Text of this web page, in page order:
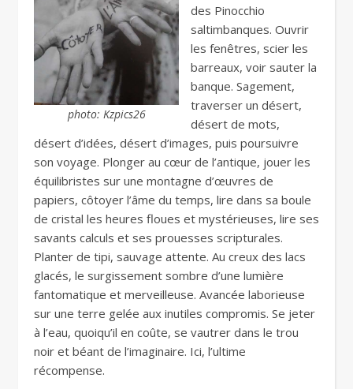
photo: Kzpics26
des Pinocchio
saltimbanques. Ouvrir
les fenêtres, scier les
barreaux, voir sauter la
banque. Sagement,
traverser un désert,
désert de mots,
désert d’idées, désert d’images, puis poursuivre
son voyage. Plonger au cœur de l’antique, jouer les
équilibristes sur une montagne d’œuvres de
papiers, côtoyer l’âme du temps, lire dans sa boule
de cristal les heures floues et mystérieuses, lire ses
savants calculs et ses prouesses scripturales.
Planter de tipi, sauvage attente. Au creux des lacs
glacés, le surgissement sombre d’une lumière
fantomatique et merveilleuse. Avancée laborieuse
sur une terre gelée aux inutiles compromis. Se jeter
à l’eau, quoiqu’il en coûte, se vautrer dans le trou
noir et béant de l’imaginaire. Ici, l’ultime
récompense.